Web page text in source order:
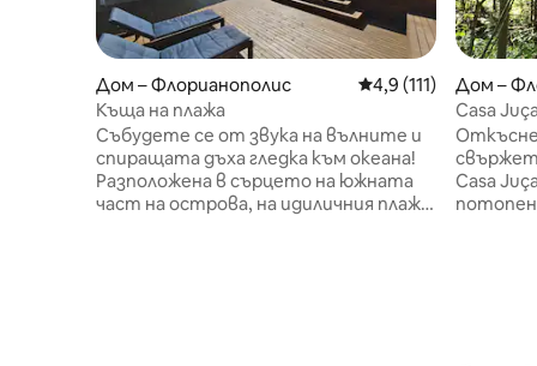
Дом – Флорианополис Средна оценка: 4,9
4,9 (111)
Къща на плажа
Събудете се от звука на вълните и
спиращата дъха гледка към океана!
Разположена в сърцето на южната
част на острова, на идиличния плаж
Дом –
Casa
Casa